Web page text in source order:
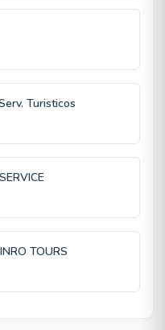
Turisticos
TOURS